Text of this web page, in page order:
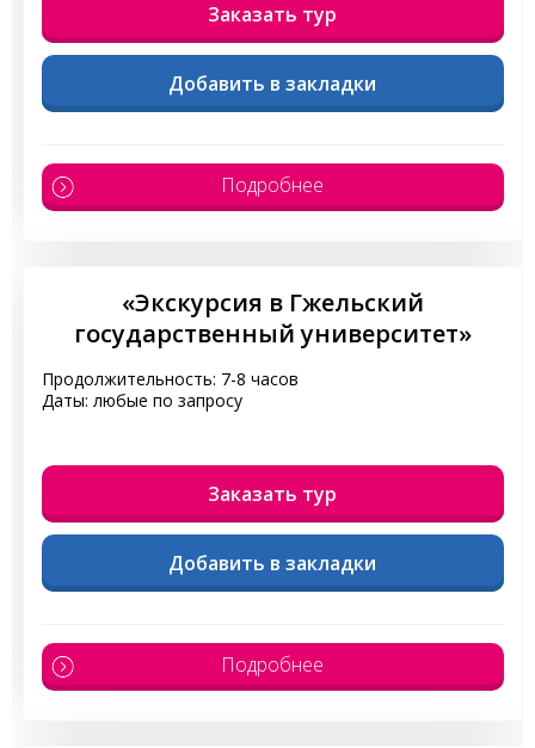
Заказать тур
Добавить в закладки
Подробнее
«Экскурсия в Гжельский
государственный университет»
Продолжительность: 7-8 часов
Даты: любые по запросу
Заказать тур
Добавить в закладки
Подробнее